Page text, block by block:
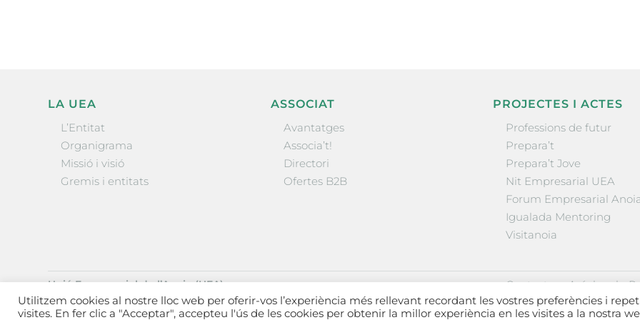
LA UEA
L’Entitat
Organigrama
Missió i visió
Gremis i entitats
ASSOCIAT
Avantatges
Associa’t!
Directori
Ofertes B2B
PROJECTES I ACTES
Professions de futur
Prepara’t
Prepara’t Jove
Nit Empresarial UEA
Forum Empresarial
Igualada Mentoring
Visitanoia
Unió Empresarial de l’Anoia (UEA)
Ctra. de Manresa, 131, 08700 – Igualada(Barcelona)
Tel 93 805 22 92
Contactar·Avís legal·
Utilitzem cookies al nostre lloc web per oferir-vos l’experiència més rellevant recordant les vostres preferències i
visites. En fer clic a "Acceptar", accepteu l'ús de les cookies per obtenir la millor experiència en les visites a la nostra